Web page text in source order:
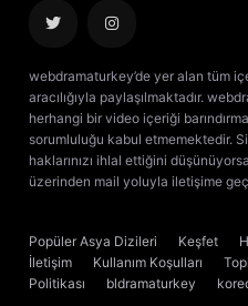
26. Bölüm
webdramaturkey’de yer alan tüm
aracılığıyla paylaşılmaktadır.
herhangi bir video içeriği
sorumluluğu kabul etmemektedir.
haklarınızı ihlal ettiğini
üzerinden mail yoluyla iletişime
Popüler Asya Dizileri Keşfet
İletişim
Kullanım Koşulları
Politikası
bldramaturkey